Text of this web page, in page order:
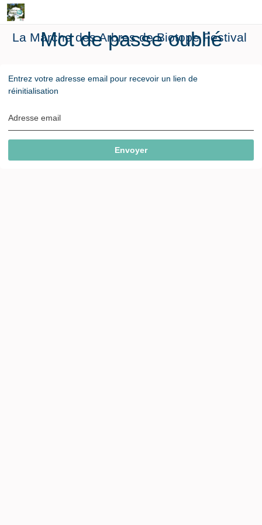
La Marche des Arbres de Biotope Festival
Mot de passe oublié
Entrez votre adresse email pour recevoir un lien de
réinitialisation
Adresse email
Envoyer